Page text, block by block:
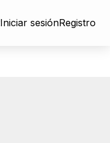
Iniciar sesiónRegistro